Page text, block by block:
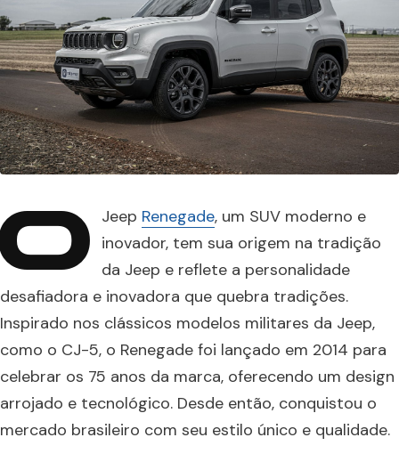
Jeep Renegade, um SUV moderno e
inovador, tem sua origem na tradição
da Jeep e reflete a personalidade
desafiadora e inovadora que quebra tradições.
Inspirado nos clássicos modelos militares da Jeep,
como o CJ-5, o Renegade foi lançado em 2014 para
celebrar os 75 anos da marca, oferecendo um design
arrojado e tecnológico. Desde então, conquistou o
mercado brasileiro com seu estilo único e qualidade.